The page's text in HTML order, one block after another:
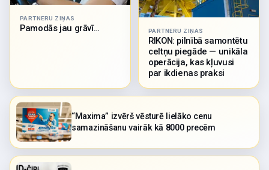
PARTNERU ZIŅAS
Pamodās jau grāvī… PARTNERU ZIŅAS
RIKON: pilnībā samontētu
celtņu piegāde — unikāla
operācija, kas kļuvusi
par ikdienas praksi
“Maxima” izvērš vēsturē lielāko cenu
samazināšanu vairāk kā 8000 precēm